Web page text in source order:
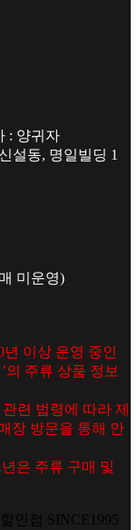
: 양귀자
설동, 명일빌딩 1
미운영)
년 이상 운영 중인
의 주류 상품 정보
련 법령에 따라 제
장 방문을 통해 안
은 주류 구매 및
인점 SINCE1995